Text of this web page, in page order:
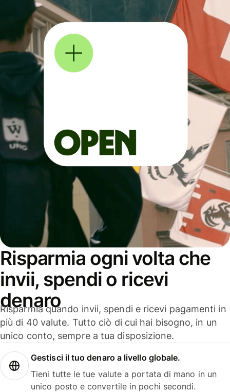
Risparmia ogni volta che
invii, spendi o ricevi
denaro
Risparmia quando invii, spendi e ricevi pagamenti in
più di 40 valute. Tutto ciò di cui hai bisogno, in un
unico conto, sempre a tua disposizione.
Gestisci il tuo denaro a livello globale.
Tieni tutte le tue valute a portata di mano in un
unico posto e convertile in pochi secondi.